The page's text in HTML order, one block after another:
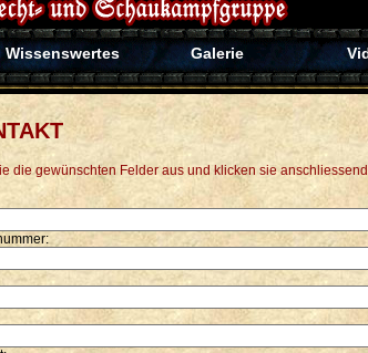
Wissenswertes Galerie
die gewünschten Felder aus und klicken sie